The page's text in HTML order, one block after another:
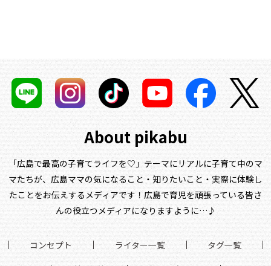
About pikabu
「広島で最高の子育てライフを♡」テーマにリアルに子育て中のマ
マたちが、 広島ママの気になること・知りたいこと・実際に体験し
たことをお伝えするメディアです！ 広島で育児を頑張っている皆さ
んの役立つメディアになりますように…♪
コンセプト ライター一覧 タグ一覧